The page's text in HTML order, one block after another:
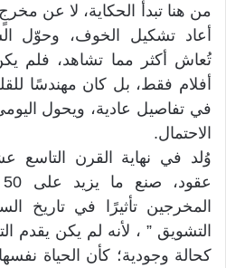
من هنا تبدأ الحكاية، لا عن
أعاد تشكيل الخوف، وحوّل
تُعاش أكثر مما تشاهد، فلم
أفلام فقط، بل كان مهندسًا
في تفاصيل عادية، ويحول
الاحتمال.
وُلد في نهاية القرن التاسع
المخرجين تأثيرًا في تاريخ
التشويق ” ، لأنه لم يكن يقدم
كحالة وجودية؛ كأن الحياة